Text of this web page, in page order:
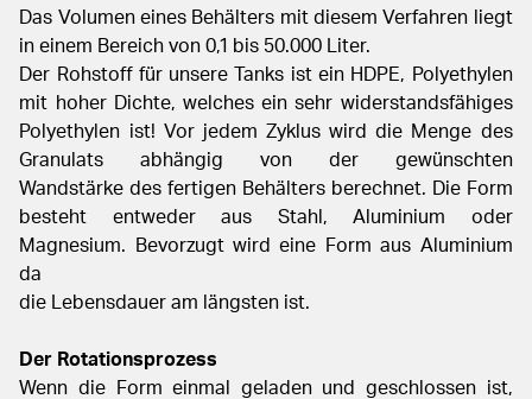
Das Volumen eines Behälters mit diesem Verfahren liegt
in einem Bereich von 0,1 bis 50.000 Liter.
Der Rohstoff für unsere Tanks ist ein HDPE, Polyethylen
mit hoher Dichte, welches ein sehr widerstandsfähiges
Polyethylen ist! Vor jedem Zykluswird die Menge des
Granulats abhängig von der gewünschten
Wandstärkedes fertigen Behälters berechnet. Die Form
besteht entweder aus Stahl,Aluminium oder
Magnesium. Bevorzugt wird eine Form aus Aluminium
da
die Lebensdauer am längsten ist.
Der Rotationsprozess
Wenn die Form einmal geladen und geschlossen ist,